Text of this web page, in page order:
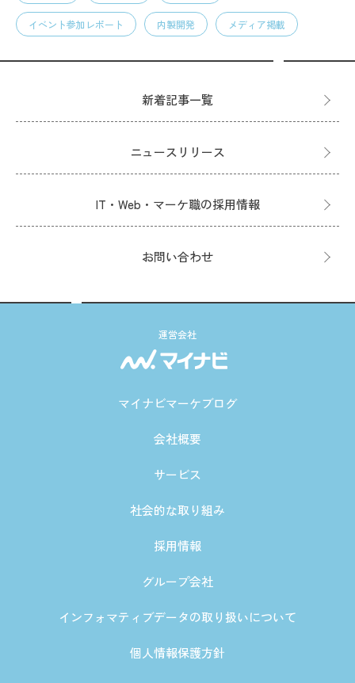
イベント参加レポート 内製開発 メディア掲載
新着記事一覧
ニュースリリース
IT・Web・マーケ職の採用情報
お問い合わせ
運営会社
マイナビマーケブログ
会社概要
サービス
社会的な取り組み
採用情報
グループ会社
インフォマティブデータの取り扱いについて
個人情報保護方針